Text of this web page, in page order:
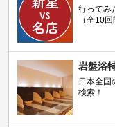
行ってみ
（全10
岩盤浴
日本全国
検索！